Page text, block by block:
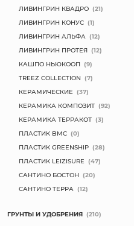
ЛИВИНГРИН КВАДРО (21)
ЛИВИНГРИН КОНУС (1)
ЛИВИНГРИН АЛЬФА (12)
ЛИВИНГРИН ПРОТЕЯ (12)
КАШПО НЬЮКООП (9)
TREEZ COLLECTION (7)
КЕРАМИЧЕСКИЕ (37)
КЕРАМИКА КОМПОЗИТ (92)
КЕРАМИКА ТЕРРАКОТ (3)
ПЛАСТИК BMC (0)
ПЛАСТИК GREENSHIP (28)
ПЛАСТИК LEIZISURE (47)
САНТИНО БОСТОН (20)
САНТИНО ТЕРРА (12)
ГРУНТЫ И УДОБРЕНИЯ (210)